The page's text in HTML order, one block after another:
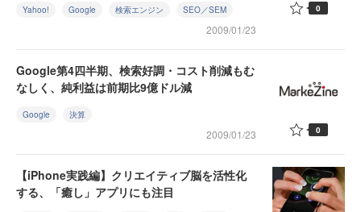
Yahoo! Google 検索エンジン SEO／SEM
2009/01/23
0
Google第4四半期、検索好調・コスト削減もむ
なしく、純利益は前期比9億ドル減
Google 決算
2009/01/23 0
【iPhone実践編】クリエイティブ脳を活性化
する、「癒し」アプリにも注目